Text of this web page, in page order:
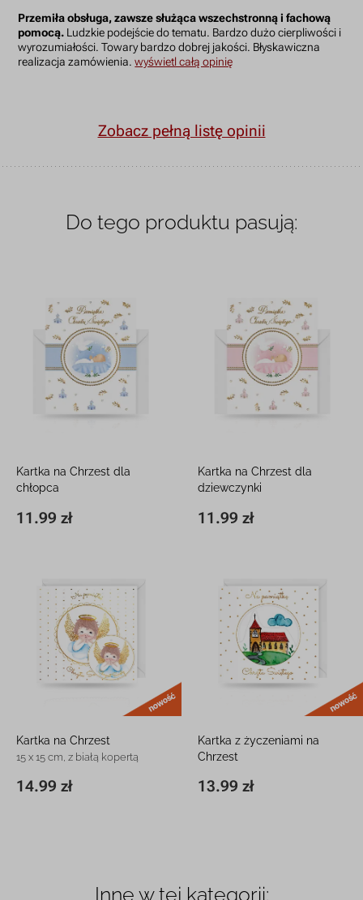
Przemiła obsługa, zawsze służąca wszechstronną i fachową
pomocą. Ludzkie podejście do tematu. Bardzo dużo cierpliwości i
wyrozumiałości. Towary bardzo dobrej jakości. Błyskawiczna
realizacja zamówienia.wyświetl całą opinię
Zobacz pełną listę opinii
Do tego produktu pasują:
Kartka na Chrzest dla
chłopca
11.99 zł
11,8 x 16,3 cm
Kartka na Chrzest dla
dziewczynki
11.99 zł
11,8 x 16,3 cm
Kartka na Chrzest
15 x 15 cm, z białą kopertą
14.99 zł
15 x 15 cm
Kartka z życzeniami na
Chrzest
13.99 zł
15 x 15 cm
Inne w tej kategorii: